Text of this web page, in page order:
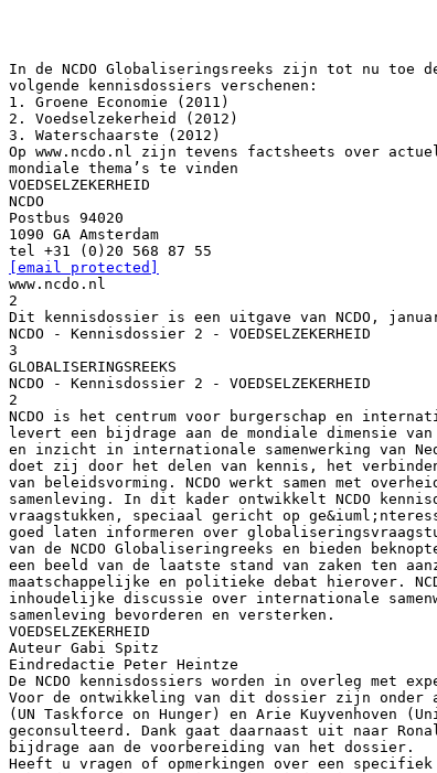
In de NCDO Globaliseringsreeks zijn tot nu toe
volgende kennisdossiers verschenen:
1. Groene Economie (2011)
2. Voedselzekerheid (2012)
3. Waterschaarste (2012)
Op www.ncdo.nl zijn tevens factsheets over
mondiale thema’s te vinden
VOEDSELZEKERHEID
NCDO
Postbus 94020
1090 GA Amsterdam
[email protected]
www.ncdo.nl
2
Dit kennisdossier is een uitgave van NCDO,
NCDO - Kennisdossier 2 - VOEDSELZEKERHEID
3
GLOBALISERINGSREEKS
NCDO - Kennisdossier 2 - VOEDSELZEKERHEID
2
NCDO is het centrum voor burgerschap en
levert een bijdrage aan de mondiale dimensie
en inzicht in internationale samenwerking van
doet zij door het delen van kennis, het
van beleidsvorming. NCDO werkt samen met
samenleving. In dit kader ontwikkelt NCDO
vraagstukken, speciaal gericht op
goed laten informeren over
van de NCDO Globaliseringreeks en bieden
een beeld van de laatste stand van zaken ten
maatschappelijke en politieke debat hierover.
inhoudelijke discussie over internationale
samenleving bevorderen en versterken.
VOEDSELZEKERHEID
Auteur Gabi Spitz
Eindredactie Peter Heintze
De NCDO kennisdossiers worden in overleg met
Voor de ontwikkeling van dit dossier zijn onder
(UN Taskforce on Hunger) en Arie Kuyvenhoven
geconsulteerd. Dank gaat daarnaast uit naar
bijdrage aan de voorbereiding van het dossier.
Heeft u vragen of opmerkingen over een